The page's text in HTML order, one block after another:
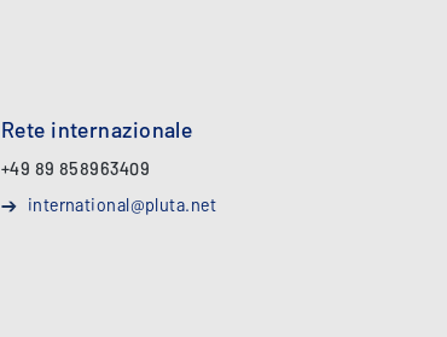
Rete internazionale
+49 89 858963409
international@pluta.net